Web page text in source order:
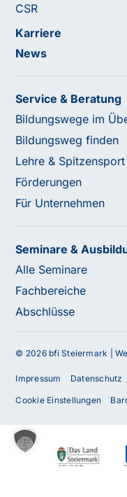
Haben Sie Fragen
Unterstützung?
Unser Team ist
Kontakt mit uns auf
CSR
Karriere
News
Service & Beratung
Bildungswege im
Bildungsweg finden
Lehre & Spitzensport
Förderungen
Für Unternehmen
Seminare &
Alle Seminare
Fachbereiche
Abschlüsse
© 2026 bfi Steiermark |
Impressum Datenschutz
Cookie Einstellungen